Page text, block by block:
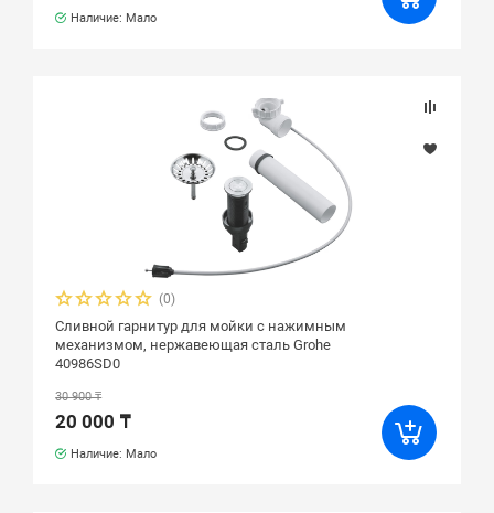
Наличие: Мало
(0)
Сливной гарнитур для мойки с нажимным
механизмом, нержавеющая сталь Grohe
40986SD0
30 900 ₸
20 000 ₸
Наличие: Мало